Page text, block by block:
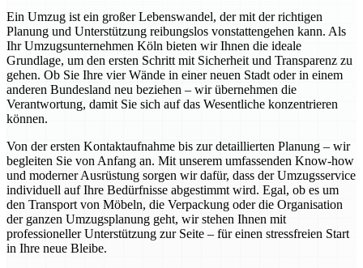
Ein Umzug ist ein großer Lebenswandel, der mit der richtigen
Planung und Unterstützung reibungslos vonstattengehen kann. Als
Ihr Umzugsunternehmen Köln bieten wir Ihnen die ideale
Grundlage, um den ersten Schritt mit Sicherheit und Transparenz zu
gehen. Ob Sie Ihre vier Wände in einer neuen Stadt oder in einem
anderen Bundesland neu beziehen – wir übernehmen die
Verantwortung, damit Sie sich auf das Wesentliche konzentrieren
können.
Von der ersten Kontaktaufnahme bis zur detaillierten Planung – wir
begleiten Sie von Anfang an. Mit unserem umfassenden Know-how
und moderner Ausrüstung sorgen wir dafür, dass der Umzugsservice
individuell auf Ihre Bedürfnisse abgestimmt wird. Egal, ob es um
den Transport von Möbeln, die Verpackung oder die Organisation
der ganzen Umzugsplanung geht, wir stehen Ihnen mit
professioneller Unterstützung zur Seite – für einen stressfreien Start
in Ihre neue Bleibe.